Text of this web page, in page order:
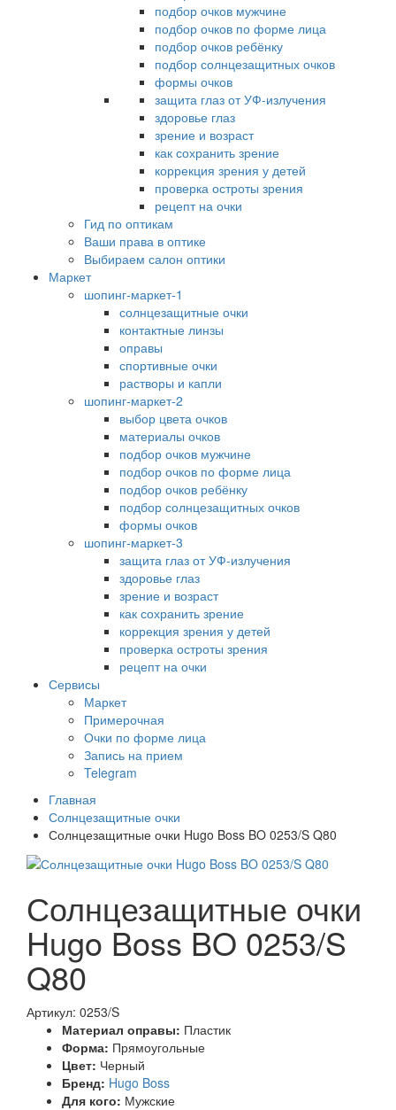
подбор очков мужчине
подбор очков по форме лица
подбор очков ребёнку
подбор солнцезащитных очков
формы очков
защита глаз от УФ-излучения
здоровье глаз
зрение и возраст
как сохранить зрение
коррекция зрения у детей
проверка остроты зрения
рецепт на очки
Гид по оптикам
Ваши права в оптике
Выбираем салон оптики
Маркет
шопинг-маркет-1
солнцезащитные очки
контактные линзы
оправы
спортивные очки
растворы и капли
шопинг-маркет-2
выбор цвета очков
материалы очков
подбор очков мужчине
подбор очков по форме лица
подбор очков ребёнку
подбор солнцезащитных очков
формы очков
шопинг-маркет-3
защита глаз от УФ-излучения
здоровье глаз
зрение и возраст
как сохранить зрение
коррекция зрения у детей
проверка остроты зрения
рецепт на очки
Сервисы
Маркет
Примерочная
Очки по форме лица
Запись на прием
Telegram
Главная
Солнцезащитные очки
Солнцезащитные очки Hugo Boss BO 0253/S Q80
Солнцезащитные очки
Hugo Boss BO 0253/S
Q80
Артикул: 0253/S
Материал оправы: Пластик
Форма: Прямоугольные
Цвет: Черный
Бренд: Hugo Boss
Для кого: Мужские